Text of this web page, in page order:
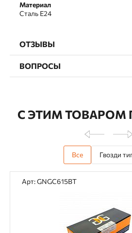
Материал
Сталь Е24
ОТЗЫВЫ
ВОПРОСЫ
С ЭТИМ
Все Гвозди
Арт: GNGC615BT